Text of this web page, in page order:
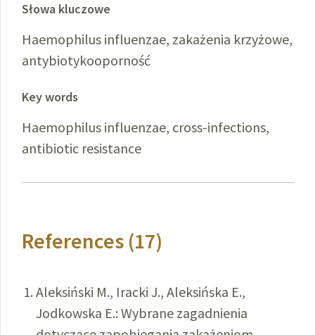
Słowa kluczowe
Haemophilus influenzae, zakażenia krzyżowe,
antybiotykooporność
Key words
Haemophilus influenzae, cross-infections,
antibiotic resistance
References (17)
Aleksiński M., Iracki J., Aleksińska E.,
Jodkowska E.: Wybrane zagadnienia